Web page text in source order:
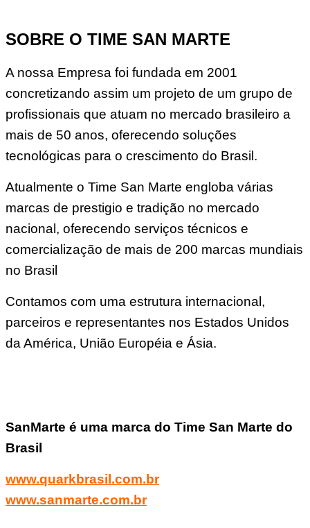
SOBRE O TIME SAN MARTE
A nossa Empresa foi fundada em 2001
concretizando assim um projeto de um grupo de
profissionais que atuam no mercado brasileiro a
mais de 50 anos, oferecendo soluções
tecnológicas para o crescimento do Brasil.
Atualmente o Time San Marte engloba várias
marcas de prestigio e tradição no mercado
nacional, oferecendo serviços técnicos e
comercialização de mais de 200 marcas mundiais
no Brasil
Contamos com uma estrutura internacional,
parceiros e representantes nos Estados Unidos
da América, União Européia e Ásia.
SanMarte é uma marca do Time San Marte do
Brasil
www.quarkbrasil.com.br
www.sanmarte.com.br